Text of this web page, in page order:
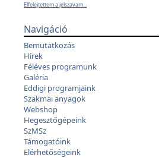
Elfelejtettem a jelszavam...
Navigáció
Bemutatkozás
Hírek
Féléves programunk
Galéria
Eddigi programjaink
Szakmai anyagok
Webshop
Hegesztőgépeink
SzMSz
Támogatóink
Elérhetőségeink